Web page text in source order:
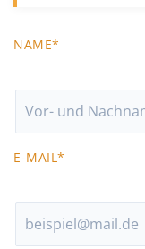
NAME*
E-MAIL*